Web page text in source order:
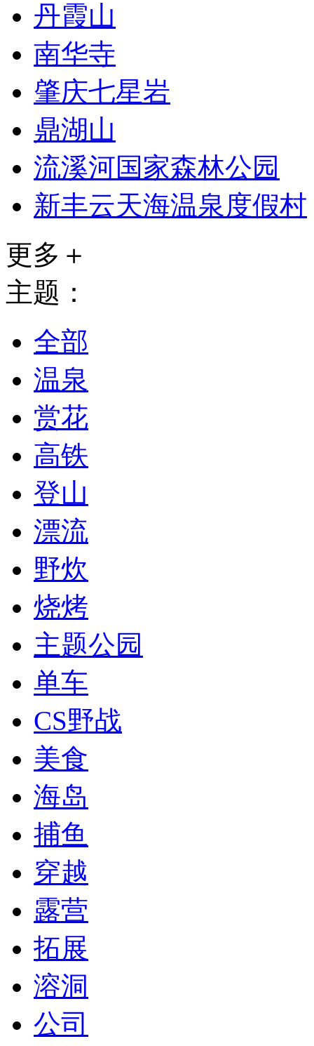
丹霞山
南华寺
肇庆七星岩
鼎湖山
流溪河国家森林公园
新丰云天海温泉度假村
更多＋
主题：
全部
温泉
赏花
高铁
登山
漂流
野炊
烧烤
主题公园
单车
CS野战
美食
海岛
捕鱼
穿越
露营
拓展
溶洞
公司